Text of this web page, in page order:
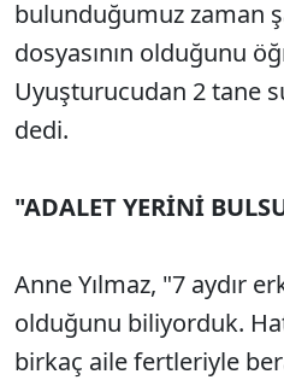
bulunduğumuz zaman
dosyasının olduğunu
Uyuşturucudan 2 tane
dedi.
"ADALET YERİNİ
Anne Yılmaz, "7 aydır
olduğunu biliyorduk.
birkaç aile fertleriyle